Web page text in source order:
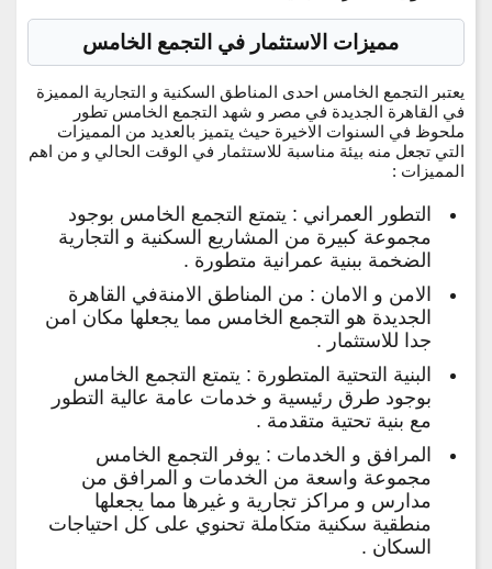
مميزات الاستثمار في التجمع الخامس
يعتبر التجمع الخامس احدى المناطق السكنية و التجارية المميزة
في القاهرة الجديدة في مصر و شهد التجمع الخامس تطور
ملحوظ في السنوات الاخيرة حيث يتميز بالعديد من المميزات
التي تجعل منه بيئة مناسبة للاستثمار في الوقت الحالي و من اهم
المميزات :
التطور العمراني : يتمتع التجمع الخامس بوجود
مجموعة كبيرة من المشاريع السكنية و التجارية
الضخمة ببنية عمرانية متطورة .
الامن و الامان : من المناطق الامنةفي القاهرة
الجديدة هو التجمع الخامس مما يجعلها مكان امن
جدا للاستثمار .
البنية التحتية المتطورة : يتمتع التجمع الخامس
بوجود طرق رئيسية و خدمات عامة عالية التطور
مع بنية تحتية متقدمة .
المرافق و الخدمات : يوفر التجمع الخامس
مجموعة واسعة من الخدمات و المرافق من
مدارس و مراكز تجارية و غيرها مما يجعلها
منطقية سكنية متكاملة تحنوي على كل احتياجات
السكان .